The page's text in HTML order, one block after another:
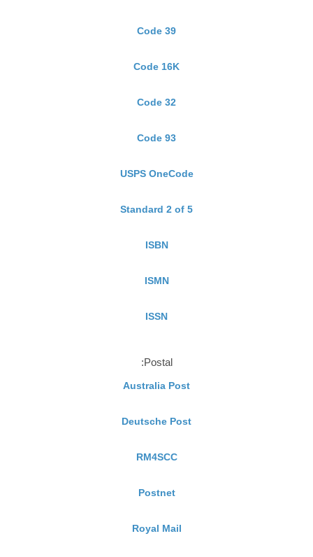
Code 39
Code 16K
Code 32
Code 93
USPS OneCode
Standard 2 of 5
ISBN
ISMN
ISSN
Postal:
Australia Post
Deutsche Post
RM4SCC
Postnet
Royal Mail